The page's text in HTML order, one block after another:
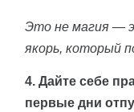
Это не магия —
якорь, который
4. Дайте себе
первые дни